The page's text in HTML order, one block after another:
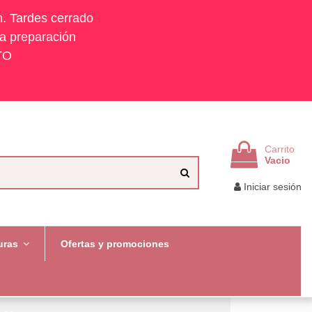
Tardes cerrado
preparación
Carrito
Vacio
Iniciar sesión
Ofertas y promociones